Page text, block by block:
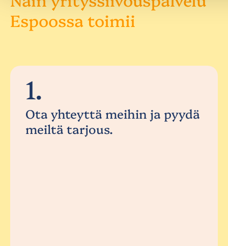
Espoossa toimii
1.
Ota yhteyttä meihin ja pyydä
meiltä tarjous.